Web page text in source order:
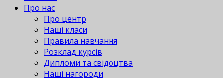
Про нас
Про центр
Наші класи
Правила навчання
Розклад курсів
Дипломи та свідоцтва
Наші нагороди